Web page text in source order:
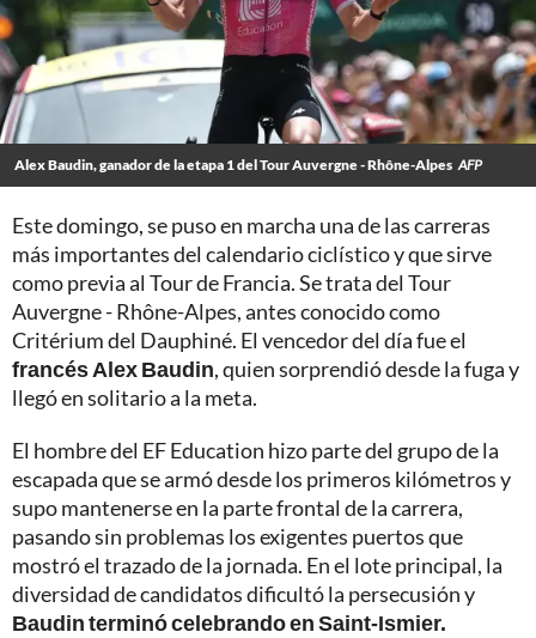
Alex Baudin, ganador de la etapa 1 del Tour Auvergne - Rhône-Alpes AFP
Este domingo, se puso en marcha una de las carreras
más importantes del calendario ciclístico y que sirve
como previa al Tour de Francia. Se trata del Tour
Auvergne - Rhône-Alpes, antes conocido como
Critérium del Dauphiné. El vencedor del día fue el
francés Alex Baudin, quien sorprendió desde la fuga y
llegó en solitario a la meta.
El hombre del EF Education hizo parte del grupo de la
escapada que se armó desde los primeros kilómetros y
supo mantenerse en la parte frontal de la carrera,
pasando sin problemas los exigentes puertos que
mostró el trazado de la jornada. En el lote principal, la
diversidad de candidatos dificultó la persecusión y
Baudin terminó celebrando en Saint-Ismier.